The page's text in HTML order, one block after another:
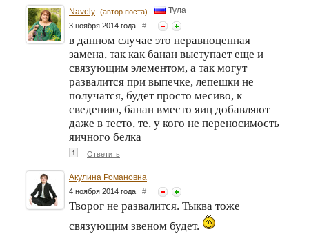
Navely (автор поста) Тула
3 ноября 2014 года #
в данном случае это неравноценная
замена, так как банан выступает еще и
связующим элементом, а так могут
развалится при выпечке, лепешки не
получатся, будет просто месиво, к
сведению, банан вместо яиц добавляют
даже в тесто, те, у кого не переносимость
яичного белка
↑ Ответить
Акулина Романовна
4 ноября 2014 года #
Творог не развалится. Тыква тоже
связующим звеном будет.